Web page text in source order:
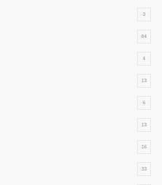
3
84
4
13
6
13
16
33